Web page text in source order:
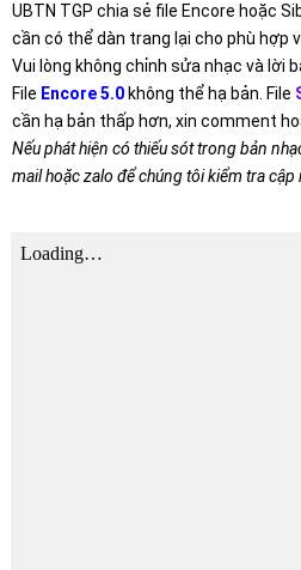
UBTN TGP chia sẻ file Encore hoặc
cần có thể dàn trang lại cho phù hợp
Vui lòng không chỉnh sửa nhạc và lời
File Encore 5.0 không thể hạ bản. File
cần hạ bản thấp hơn, xin comment
Nếu phát hiện có thiếu sót trong bản
mail hoặc zalo để chúng tôi kiểm tra cập